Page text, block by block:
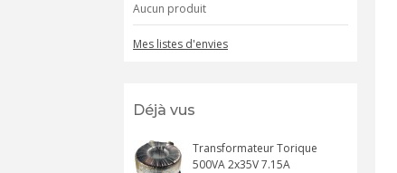
Aucun produit
Mes listes d'envies
Déjà vus
Transformateur Torique
500VA 2x35V 7.15A